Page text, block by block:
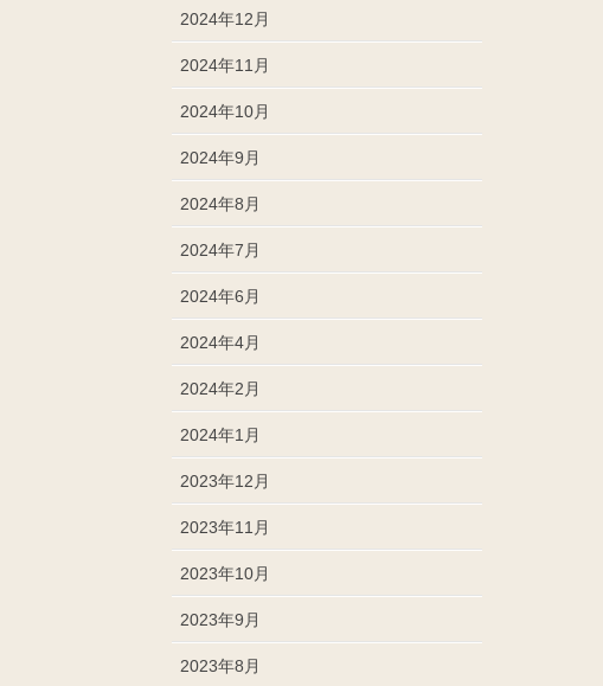
2024年12月
2024年11月
2024年10月
2024年9月
2024年8月
2024年7月
2024年6月
2024年4月
2024年2月
2024年1月
2023年12月
2023年11月
2023年10月
2023年9月
2023年8月